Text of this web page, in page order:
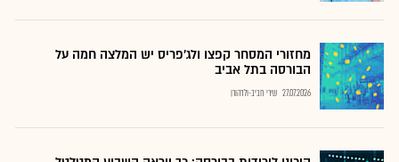
מחזורי המסחר קפצו ולג'פריס יש המלצה חמה על
הבורסה בתל אביב
27.07.2026 שירי חביב-ולדהורן